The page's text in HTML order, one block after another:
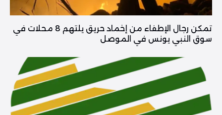
تمكن رجال الإطفاء من إخماد حريق يلتهم 8 محلات في
سوق النبي يونس في الموصل